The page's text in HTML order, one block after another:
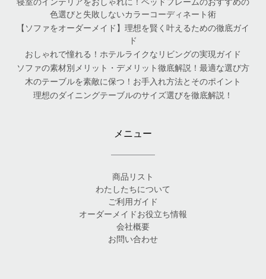
寝室のインテリアをおしゃれに！ベッドフレームのおすすめの
色選びと失敗しないカラーコーディネート術
【ソファをオーダーメイド】理想を賢く叶えるための徹底ガイ
ド
おしゃれで憧れる！ホテルライクなリビングの実現ガイド
ソファの素材別メリット・デメリット徹底解説！最適な選び方
木のテーブルを素敵に保つ！お手入れ方法とそのポイント
理想のダイニングテーブルのサイズ選びを徹底解説！
メニュー
商品リスト
わたしたちについて
ご利用ガイド
オーダーメイドお役立ち情報
会社概要
お問い合わせ